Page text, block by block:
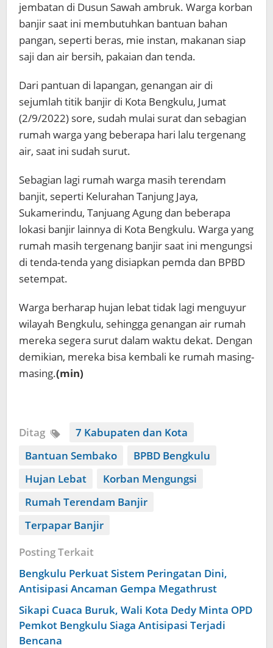
jembatan di Dusun Sawah ambruk. Warga korban
banjir saat ini membutuhkan bantuan bahan
pangan, seperti beras, mie instan, makanan siap
saji dan air bersih, pakaian dan tenda.
Dari pantuan di lapangan, genangan air di
sejumlah titik banjir di Kota Bengkulu, Jumat
(2/9/2022) sore, sudah mulai surat dan sebagian
rumah warga yang beberapa hari lalu tergenang
air, saat ini sudah surut.
Sebagian lagi rumah warga masih terendam
banjit, seperti Kelurahan Tanjung Jaya,
Sukamerindu, Tanjuang Agung dan beberapa
lokasi banjir lainnya di Kota Bengkulu. Warga yang
rumah masih tergenang banjir saat ini mengungsi
di tenda-tenda yang disiapkan pemda dan BPBD
setempat.
Warga berharap hujan lebat tidak lagi menguyur
wilayah Bengkulu, sehingga genangan air rumah
mereka segera surut dalam waktu dekat. Dengan
demikian, mereka bisa kembali ke rumah masing-
masing.(min)
Ditag
7 Kabupaten dan Kota
Bantuan Sembako
BPBD Bengkulu
Hujan Lebat
Korban Mengungsi
Rumah Terendam Banjir
Terpapar Banjir
Posting Terkait
Bengkulu Perkuat Sistem Peringatan Dini,
Antisipasi Ancaman Gempa Megathrust
Sikapi Cuaca Buruk, Wali Kota Dedy Minta OPD
Pemkot Bengkulu Siaga Antisipasi Terjadi
Bencana